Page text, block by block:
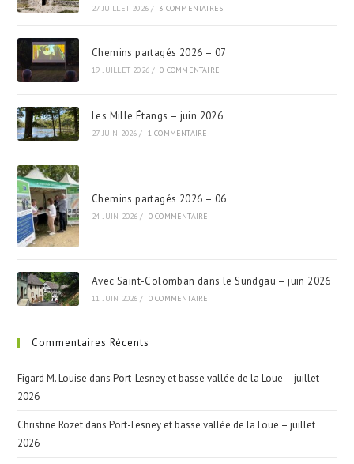
27 JUILLET 2026 / 3 COMMENTAIRES
Chemins partagés 2026 – 07
19 JUILLET 2026 / 0 COMMENTAIRE
Les Mille Étangs – juin 2026
27 JUIN 2026 / 1 COMMENTAIRE
Chemins partagés 2026 – 06
24 JUIN 2026 / 0 COMMENTAIRE
Avec Saint-Colomban dans le Sundgau – juin 2026
11 JUIN 2026 / 0 COMMENTAIRE
Commentaires Récents
Figard M. Louise dansPort-Lesney et basse vallée de la Loue – juillet
2026
Christine Rozet dansPort-Lesney et basse vallée de la Loue – juillet
2026